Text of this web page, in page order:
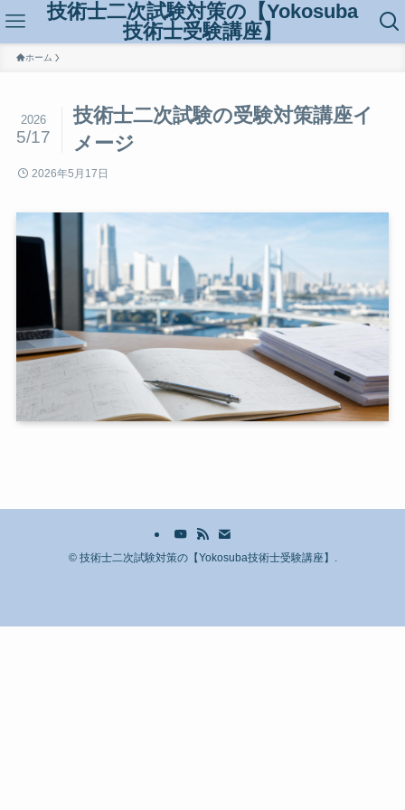
技術士二次試験対策の【Yokosuba
技術士受験講座】
ホーム
技術士二次試験の受験対策講座イ
メージ
2026
5/17
2026年5月17日
©技術士二次試験対策の【Yokosuba技術士受験講座】.